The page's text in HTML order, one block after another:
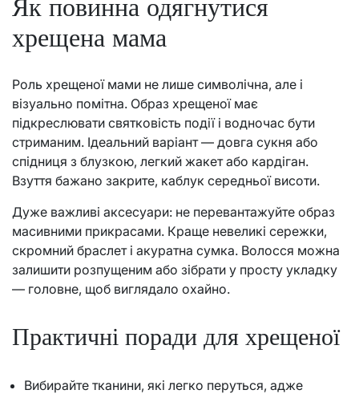
Як повинна одягнутися
хрещена мама
Роль хрещеної мами не лише символічна, але і
візуально помітна. Образ хрещеної має
підкреслювати святковість події і водночас бути
стриманим. Ідеальний варіант — довга сукня або
спідниця з блузкою, легкий жакет або кардіган.
Взуття бажано закрите, каблук середньої висоти.
Дуже важливі аксесуари: не перевантажуйте образ
масивними прикрасами. Краще невеликі сережки,
скромний браслет і акуратна сумка. Волосся можна
залишити розпущеним або зібрати у просту укладку
— головне, щоб виглядало охайно.
Практичні поради для хрещеної
Вибирайте тканини, які легко перуться, адже